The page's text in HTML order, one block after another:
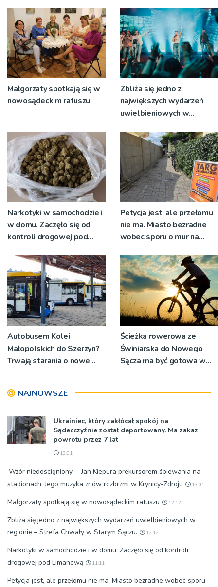
rozbrzmi w Krynicy-Zdroju
Małgorzaty spotkają się w
nowosądeckim ratuszu
Zbliża się jedno z
największych wydarzeń
uwielbieniowych w
Starym Sączu.
Narkotyki w samochodzie i
w domu. Zaczęło się od
kontroli drogowej pod
Petycja jest, ale przełomu
nie ma. Miasto bezradne
wobec sporu o mur na
Autobusem Kolei
Małopolskich do Szerzyn?
Trwają starania o nowe
Ścieżka rowerowa ze
Świniarska do Nowego
Sącza ma być gotowa w
NAJNOWSZE
Ukrainiec, który zakłócał spokój na
Sądecczyźnie został deportowany. Ma zakaz
powrotu przez 7 lat
13:01
‘Wzór niedościgniony’ – Jan Kiepura prekursorem śpiewania na
stadionach. Jego muzyka znów rozbrzmi w Krynicy-Zdroju
13:01
Małgorzaty spotkają się w nowosądeckim ratuszu 12:12
Zbliża się jedno z największych wydarzeń uwielbieniowych w
regionie – Strefa Chwały w Starym Sączu.
12:12
Narkotyki w samochodzie i w domu. Zaczęło się od kontroli
drogowej pod Limanową
11:11
Petycja jest, ale przełomu nie ma. Miasto bezradne wobec sporu